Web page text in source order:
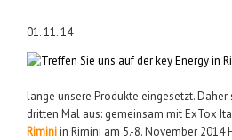
01. 11. 14
lange unsere Produkte eingesetzt.
dritten Mal aus: gemeinsam mit ExTox
Riminiin Rimini am 5.-8. November 2014